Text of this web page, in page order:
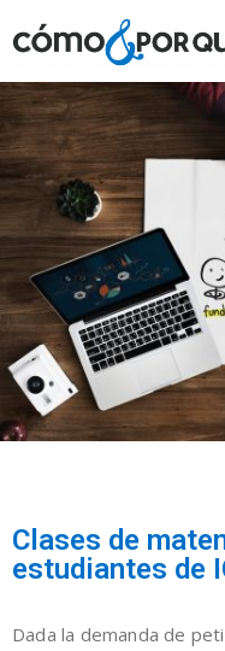
Clases de
estudiantes de
Dada la demanda de